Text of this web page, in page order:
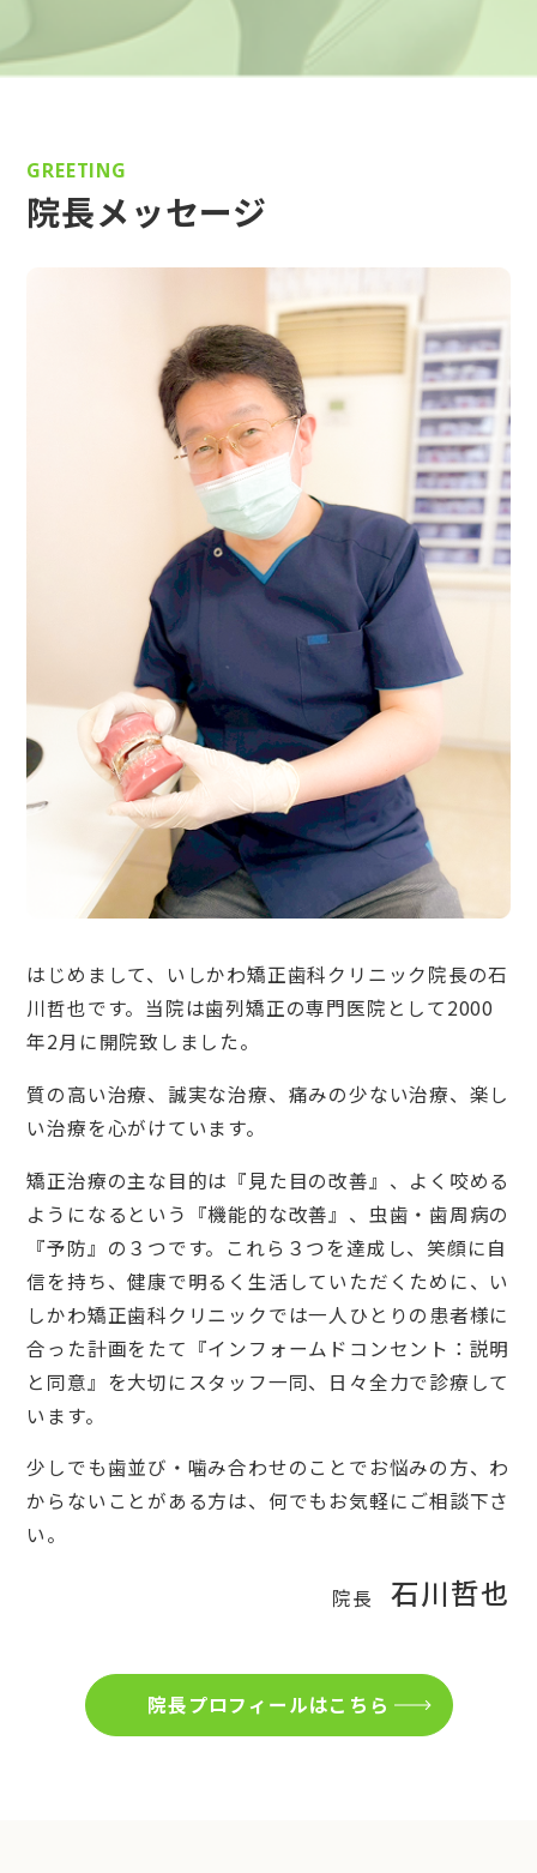
GREETING
院長メッセージ
はじめまして、いしかわ矯正歯科クリニック院長の石
川哲也です。当院は歯列矯正の専門医院として2000
年2月に開院致しました。
質の高い治療、誠実な治療、痛みの少ない治療、楽し
い治療を心がけています。
矯正治療の主な目的は『見た目の改善』、よく咬める
ようになるという『機能的な改善』、虫歯・歯周病の
『予防』の３つです。これら３つを達成し、笑顔に自
信を持ち、健康で明るく生活していただくために、い
しかわ矯正歯科クリニックでは一人ひとりの患者様に
合った計画をたて『インフォームドコンセント：説明
と同意』を大切にスタッフ一同、日々全力で診療して
います。
少しでも歯並び・噛み合わせのことでお悩みの方、わ
からないことがある方は、何でもお気軽にご相談下さ
い。
院長 石川哲也
院長プロフィールはこちら